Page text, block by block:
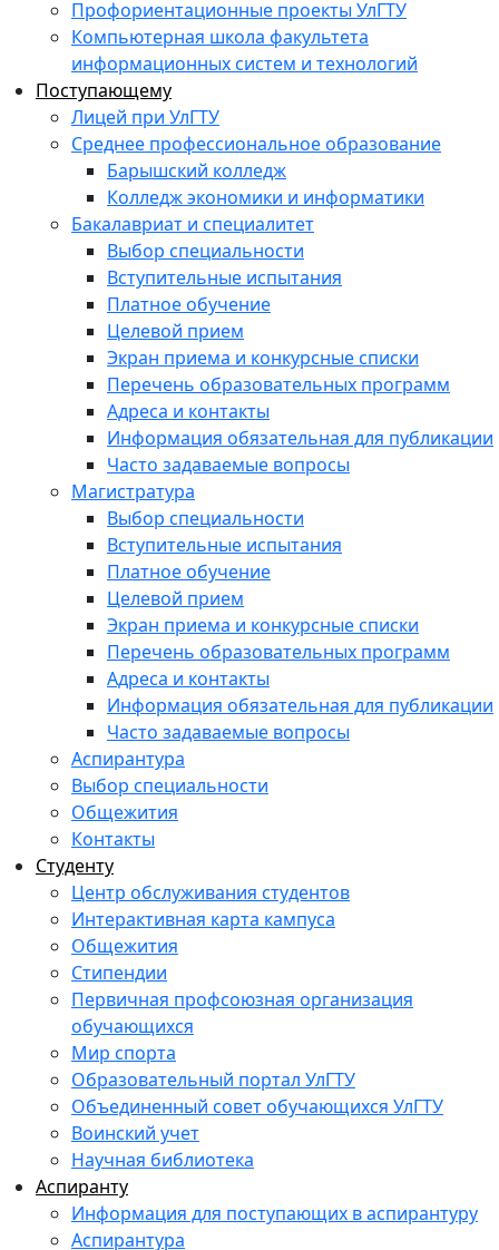
Профориентационные проекты УлГТУ
Компьютерная школа факультета
информационных систем и технологий
Поступающему
Лицей при УлГТУ
Среднее профессиональное образование
Барышский колледж
Колледж экономики и информатики
Бакалавриат и специалитет
Выбор специальности
Вступительные испытания
Платное обучение
Целевой прием
Экран приема и конкурсные списки
Перечень образовательных программ
Адреса и контакты
Информация обязательная для публикации
Часто задаваемые вопросы
Магистратура
Выбор специальности
Вступительные испытания
Платное обучение
Целевой прием
Экран приема и конкурсные списки
Перечень образовательных программ
Адреса и контакты
Информация обязательная для публикации
Часто задаваемые вопросы
Аспирантура
Выбор специальности
Общежития
Контакты
Студенту
Центр обслуживания студентов
Интерактивная карта кампуса
Общежития
Стипендии
Первичная профсоюзная организация
обучающихся
Мир спорта
Образовательный портал УлГТУ
Объединенный совет обучающихся УлГТУ
Воинский учет
Научная библиотека
Аспиранту
Информация для поступающих в аспирантуру
Аспирантура